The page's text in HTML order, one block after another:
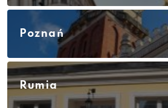
Poznań
Rumia